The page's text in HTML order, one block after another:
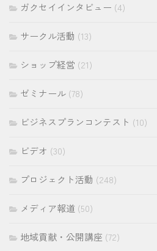
ガクセイインタビュー (4)
サークル活動 (13)
ショップ経営 (21)
ゼミナール (78)
ビジネスプランコンテスト (10)
ビデオ (30)
プロジェクト活動 (248)
メディア報道 (50)
地域貢献・公開講座 (72)